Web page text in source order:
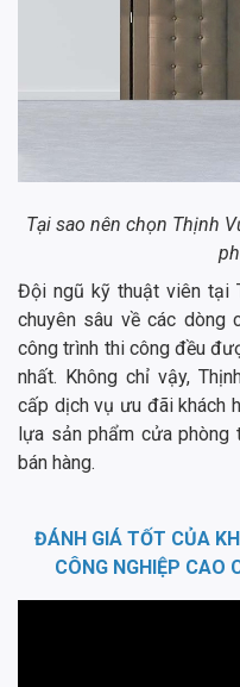
Tại sao nên chọn Thịnh
Đội ngũ kỹ thuật viên tại
chuyên sâu về các dòng
công trình thi công đều
nhất. Không chỉ vậy,
cấp dịch vụ ưu đãi khách
lựa sản phẩm cửa phòng
bán hàng.
ĐÁNH GIÁ TỐT CỦA
CÔNG NGHIỆP CAO